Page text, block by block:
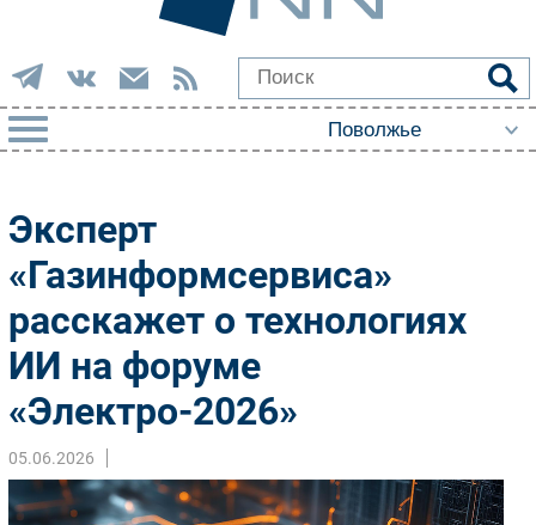
Импорто­замещение
Автоматизация Промышленности
Интернет
Фиксированная связь
Интеграция
Рынок ПК
Маркетинг
Торговые сети
Эксперт
«Газинформсервиса»
расскажет о технологиях
ИИ на форуме
«Электро-2026»
05.06.2026